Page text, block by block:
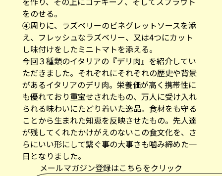
をのせる。
④周りに、ラズベリーのビネグレットソースを添
え、フレッシュなラズベリー、又は4つにカット
し味付けをしたミニトマトを添える。
今回３種類のイタリアの『デリ肉』を紹介してい
ただきました。それぞれにそれぞれの歴史や背景
があるイタリアのデリ肉。栄養価が高く携帯性に
も優れており重宝せされたもの、万人に受け入れ
られる味わいにたどり着いた逸品。食材をも守る
ことから生まれた知恵を反映させたもの。先人達
が残してくれたかけがえのないこの食文化を、さ
らにいい形にして繋ぐ事の大事さも噛み締めた一
日となりました。
メールマガジン登録はこちらをクリック